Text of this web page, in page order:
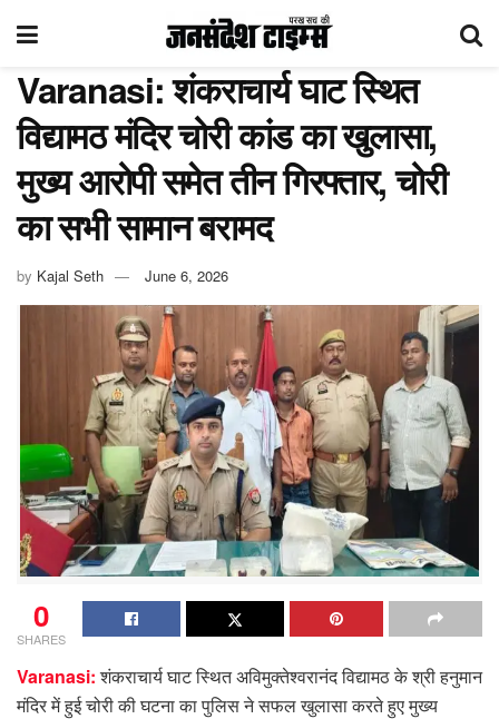
Varanasi: शंकराचार्य घाट स्थित
विद्यामठ मंदिर चोरी कांड का खुलासा,
मुख्य आरोपी समेत तीन गिरफ्तार, चोरी
का सभी सामान बरामद
by Kajal Seth June 6, 2026
0
SHARES
Varanasi:शंकराचार्य घाट स्थित अविमुक्तेश्वरानंद विद्यामठ के श्री हनुमान
मंदिर में हुई चोरी की घटना का पुलिस ने सफल खुलासा करते हुए मुख्य